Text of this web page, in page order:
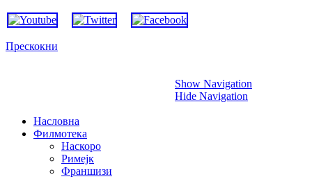
Прескокни
Show Navigation
Hide Navigation
Насловна
Филмотека
Наскоро
Римејк
Франшизи